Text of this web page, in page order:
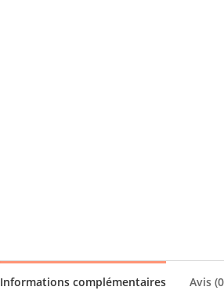
Informations complémentaires Avis